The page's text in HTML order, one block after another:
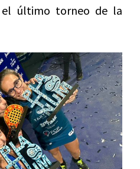
el último torneo de la